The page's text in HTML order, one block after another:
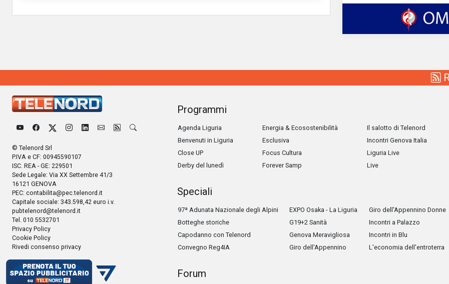
© Telenord Srl
P.IVA e CF: 00945590107
ISC. REA - GE: 229501
Sede Legale: Via XX Settembre 41/3
16121 GENOVA
PEC: contabilita@pec.telenord.it
Capitale sociale: 343.598,42 euro i.v.
pubtelenord@telenord.it
Tel. 010 5532701
Privacy Policy
Cookie Policy
Rivedi consenso privacy
Programmi
Agenda Liguria
Benvenuti in Liguria
Close UP
Derby del lunedì
Energia & Ecosostenibilità
Esclusiva
Focus Cultura
Forever Samp
Il salotto di Telenord
Incontri Genova Italia
Liguria Live
Live
Speciali
97ª Adunata Nazionale degli Alpini
Botteghe storiche
Capodanno con Telenord
Convegno Reg4IA
EXPO Osaka - La Liguria
G19+2 Sanità
Genova Meravigliosa
Giro dell'Appennino
Giro dell'Appennino Donne
Incontri a Palazzo
Incontri in Blu
L'economia dell'entroterra
Forum